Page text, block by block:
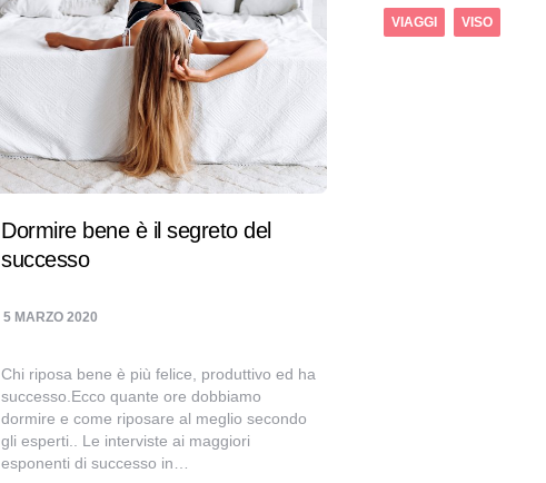
Dormire bene è il segreto del
successo
5 MARZO 2020
Chi riposa bene è più felice, produttivo ed ha
successo.Ecco quante ore dobbiamo
dormire e come riposare al meglio secondo
gli esperti.. Le interviste ai maggiori
esponenti di successo in…
VIAGGI VISO